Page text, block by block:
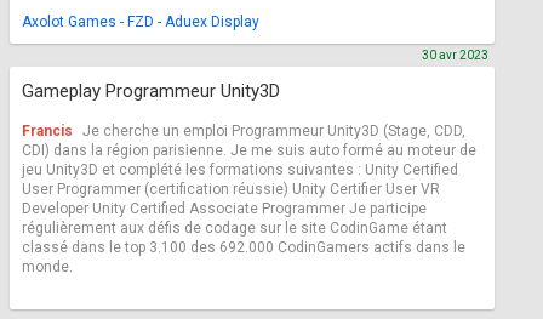
Axolot Games - FZD - Aduex Display
Gameplay Programmeur Unity3D
30 avr 2023
Francis
Je cherche un emploi Programmeur Unity3D (Stage, CDD,
CDI) dans la région parisienne. Je me suis auto formé au moteur de
jeu Unity3D et complété les formations suivantes : Unity Certified
User Programmer (certification réussie) Unity Certifier User VR
Developer Unity Certified Associate Programmer Je participe
régulièrement aux défis de codage sur le site CodinGame étant
classé dans le top 3.100 des 692.000 CodinGamers actifs dans le
monde.